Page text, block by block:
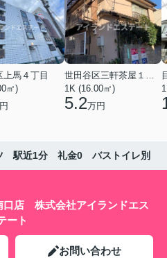
上馬４丁目
㎡)
世田谷区三軒茶屋１丁目
1K (16.00㎡)
5.2万円
駅近1分 礼金0 バストイレ別
口店 株式会社アイランドエス
ート
お問い合わせ